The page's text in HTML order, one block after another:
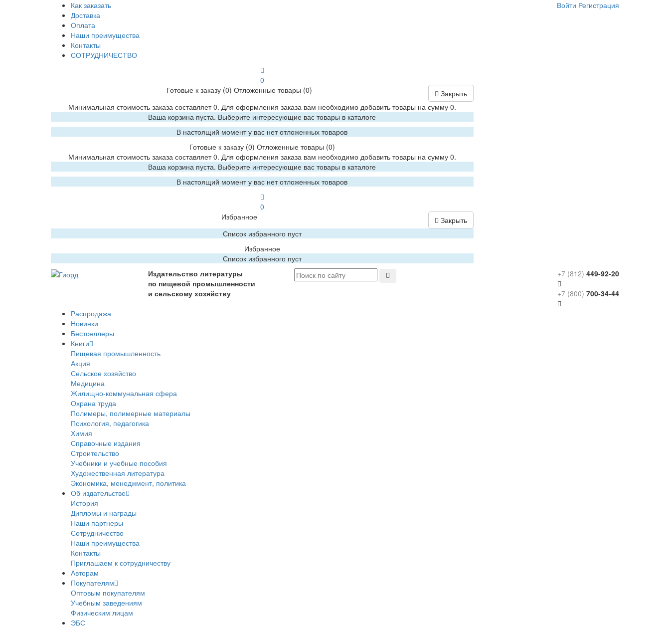
Как заказать
Доставка
Оплата
Наши преимущества
Контакты
СОТРУДНИЧЕСТВО
0
Готовые к заказу (0) Отложенные товары (0)
Закрыть
Минимальная стоимость заказа составляет 0. Для оформления заказа вам необходимо добавить товары на сумму 0.
Ваша корзина пуста. Выберите интересующие вас товары в каталоге
В настоящий момент у вас нет отложенных товаров
Готовые к заказу(0) Отложенные товары (0)
Минимальная стоимость заказа составляет 0. Для оформления заказа вам необходимо добавить товары на сумму 0.
Ваша корзина пуста. Выберите интересующие вас товары в каталоге
В настоящий момент у вас нет отложенных товаров
0
Избранное
Закрыть
Список избранного пуст
Избранное
Список избранного пуст
Войти Регистрация
Издательство литературы
по пищевой промышленности
и сельскому хозяйству
+7 (812) 449-92-20
+7 (800) 700-34-44
Распродажа
Новинки
Бестселлеры
Книги
Пищевая промышленность
Акция
Сельское хозяйство
Медицина
Жилищно-коммунальная сфера
Охрана труда
Полимеры, полимерные материалы
Психология, педагогика
Химия
Справочные издания
Строительство
Учебники и учебные пособия
Художественная литература
Экономика, менеджмент, политика
Об издательстве
История
Дипломы и награды
Наши партнеры
Сотрудничество
Наши преимущества
Контакты
Приглашаем к сотрудничеству
Авторам
Покупателям
Оптовым покупателям
Учебным заведениям
Физическим лицам
ЭБС